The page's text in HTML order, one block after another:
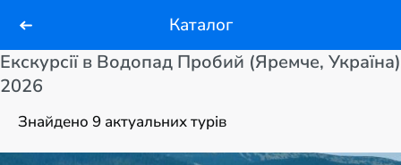
Каталог
Екскурсії в Водопад Пробий (Яремче, Україна)
2026
Знайдено 9 актуальних турів